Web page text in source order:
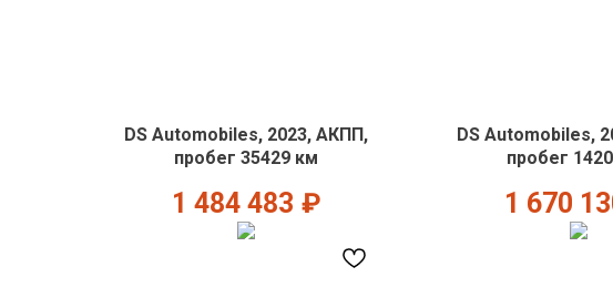
DS Automobiles, 2023, АКПП,
пробег 35429 км
1 484 483 ₽
DS Automobiles,
пробег
1 670